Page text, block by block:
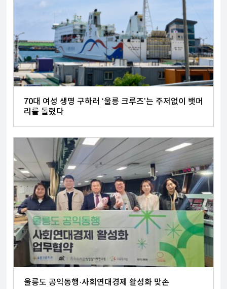
70대 여성 생명 구하러 ‘울릉 크루즈’는 주저없이 뱃머
리를 돌렸다
울릉도 공익동행·사회연대경제 활성화 맞손